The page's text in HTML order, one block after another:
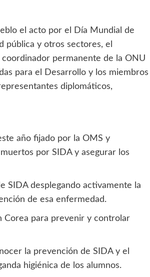
el acto por el Día Mundial de
pública y otros sectores, el
permanente de la ONU
para el Desarrollo y los miembros
diplomáticos,
año fijado por la OMS y
por SIDA y asegurar los
SIDA desplegando activamente la
de esa enfermedad.
Corea para prevenir y controlar
la prevención de SIDA y el
higiénica de los alumnos.